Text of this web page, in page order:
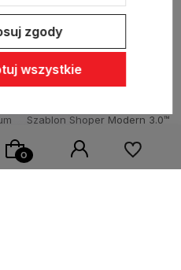
Szablon Shoper Modern 3.0™
zgody
wszystkie